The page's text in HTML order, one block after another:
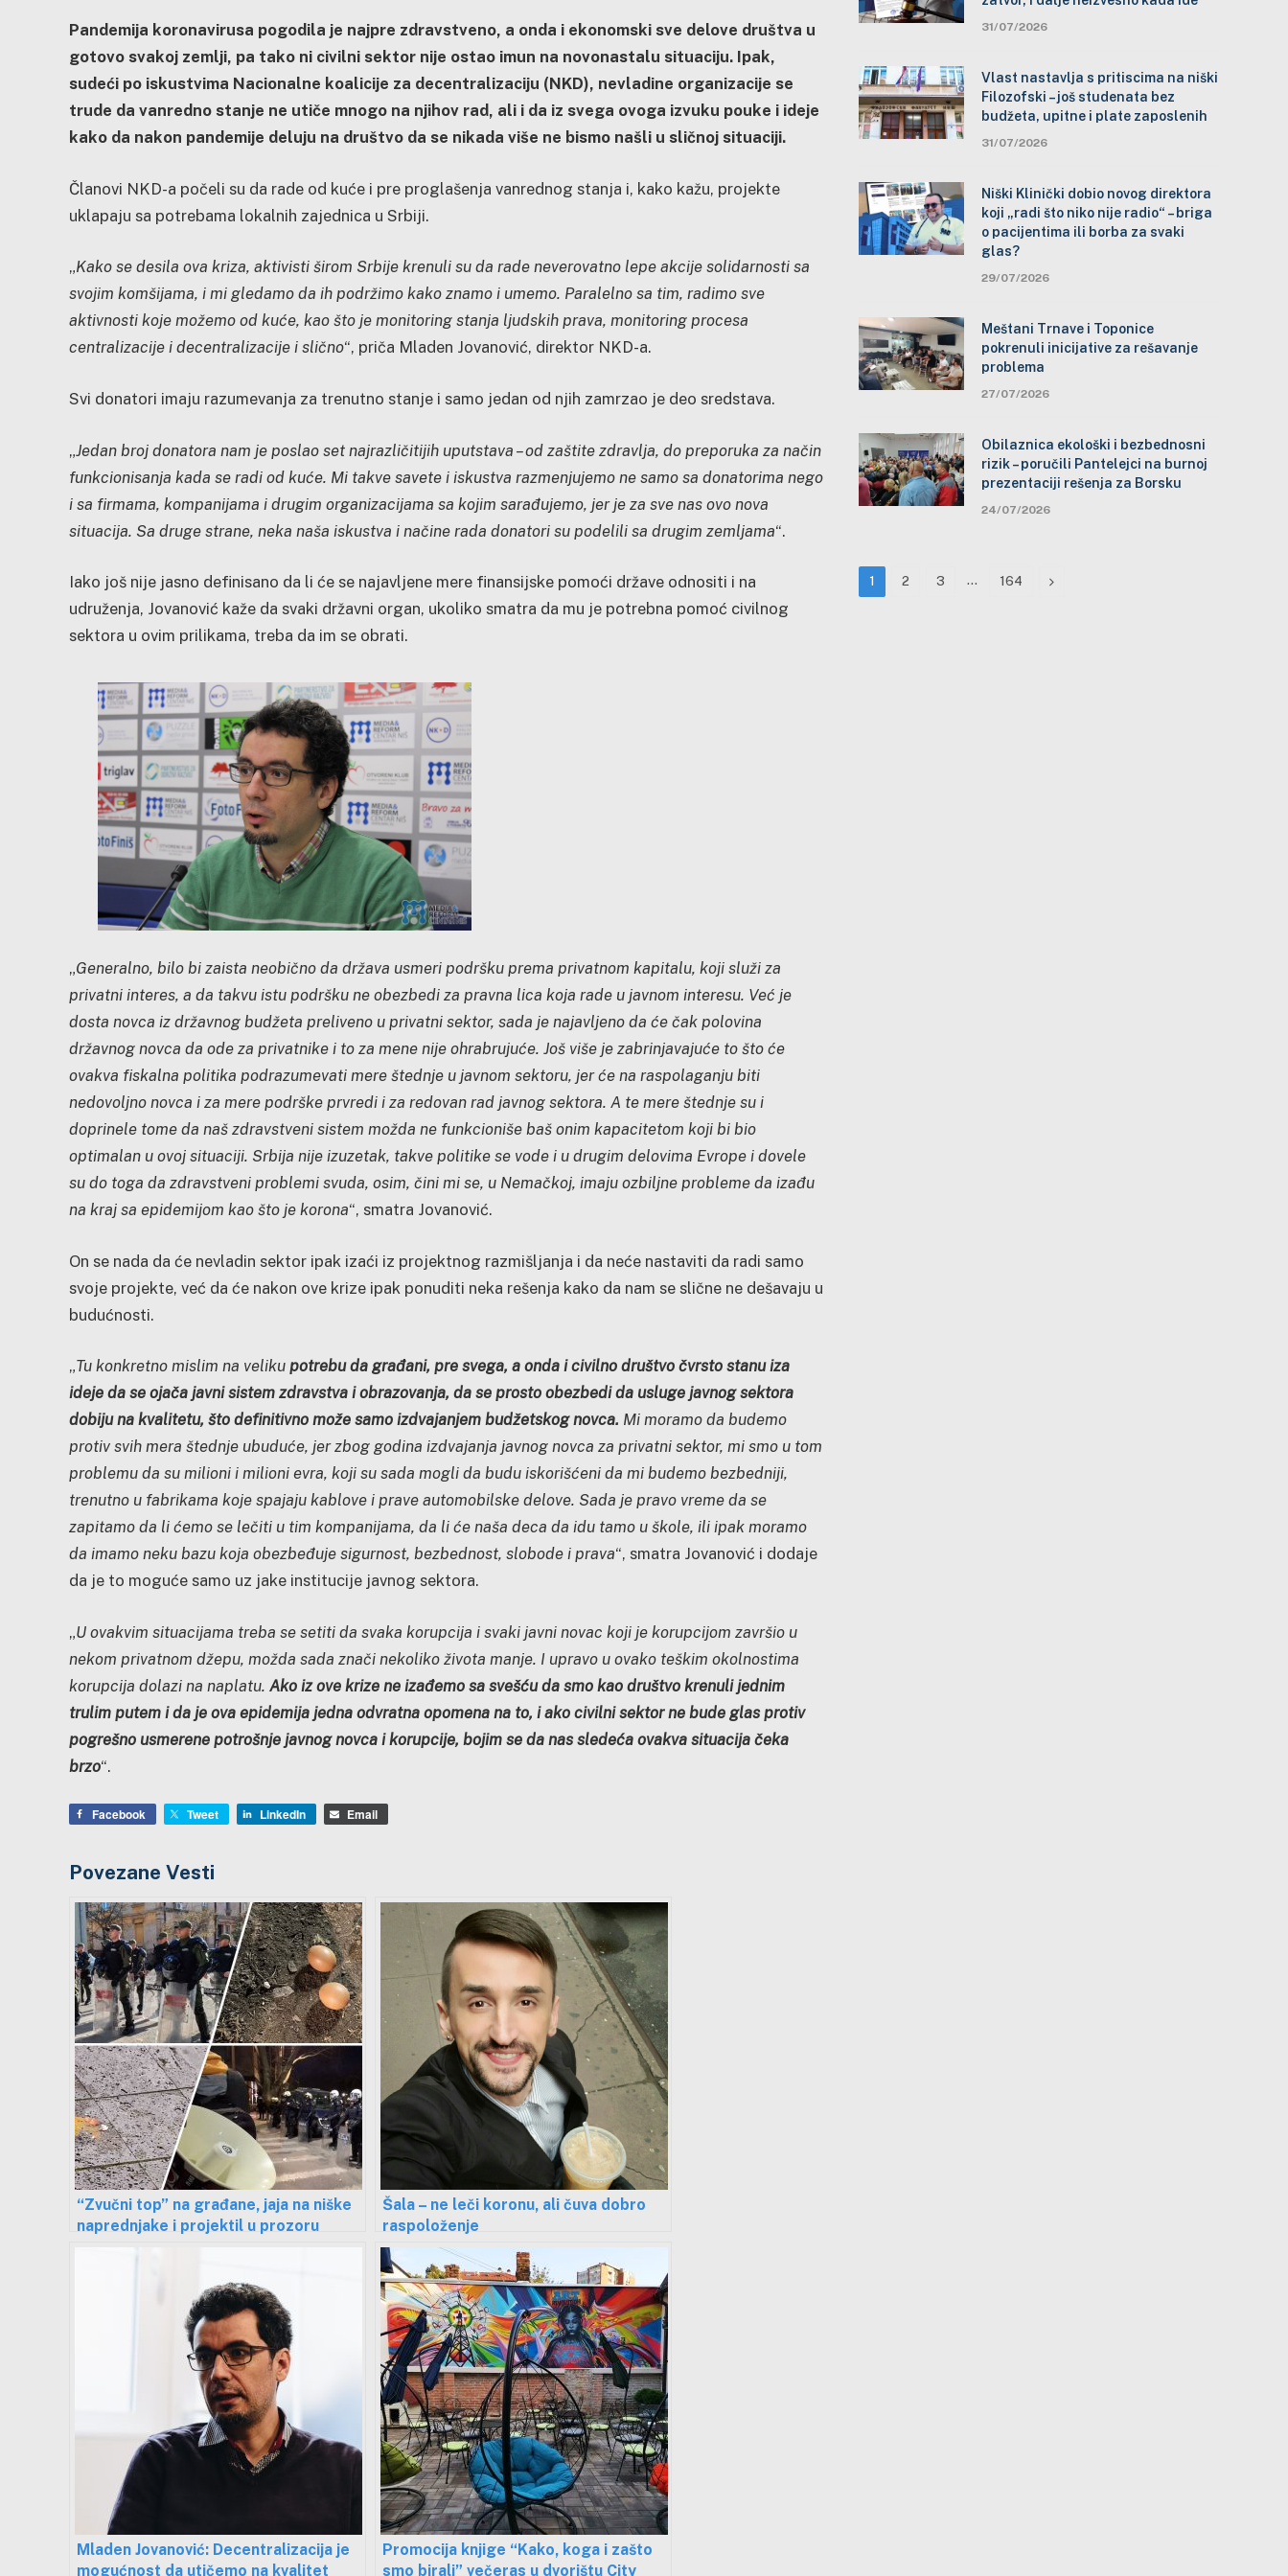
Pandemija koronavirusa pogodila je najpre zdravstveno, a onda i ekonomski sve delove društva u
gotovo svakoj zemlji, pa tako ni civilni sektor nije ostao imun na novonastalu situaciju. Ipak,
sudeći po iskustvima Nacionalne koalicije za decentralizaciju (NKD), nevladine organizacije se
trude da vanredno stanje ne utiče mnogo na njihov rad, ali i da iz svega ovoga izvuku pouke i ideje
kako da nakon pandemije deluju na društvo da se nikada više ne bismo našli u sličnoj situaciji.
Članovi NKD-a počeli su da rade od kuće i pre proglašenja vanrednog stanja i, kako kažu, projekte
uklapaju sa potrebama lokalnih zajednica u Srbiji.
„Kako se desila ova kriza, aktivisti širom Srbije krenuli su da rade neverovatno lepe akcije solidarnosti sa
svojim komšijama, i mi gledamo da ih podržimo kako znamo i umemo. Paralelno sa tim, radimo sve
aktivnosti koje možemo od kuće, kao što je monitoring stanja ljudskih prava, monitoring procesa
centralizacije i decentralizacije i slično“, priča Mladen Jovanović, direktor NKD-a.
Svi donatori imaju razumevanja za trenutno stanje i samo jedan od njih zamrzao je deo sredstava.
„Jedan broj donatora nam je poslao set najrazličitijih uputstava – od zaštite zdravlja, do preporuka za način
funkcionisanja kada se radi od kuće. Mi takve savete i iskustva razmenjujemo ne samo sa donatorima nego
i sa firmama, kompanijama i drugim organizacijama sa kojim sarađujemo, jer je za sve nas ovo nova
situacija. Sa druge strane, neka naša iskustva i načine rada donatori su podelili sa drugim zemljama“.
Iako još nije jasno definisano da li će se najavljene mere finansijske pomoći države odnositi i na
udruženja, Jovanović kaže da svaki državni organ, ukoliko smatra da mu je potrebna pomoć civilnog
sektora u ovim prilikama, treba da im se obrati.
„Generalno, bilo bi zaista neobično da država usmeri podršku prema privatnom kapitalu, koji služi za
privatni interes, a da takvu istu podršku ne obezbedi za pravna lica koja rade u javnom interesu. Već je
dosta novca iz državnog budžeta preliveno u privatni sektor, sada je najavljeno da će čak polovina
državnog novca da ode za privatnike i to za mene nije ohrabrujuće. Još više je zabrinjavajuće to što će
ovakva fiskalna politika podrazumevati mere štednje u javnom sektoru, jer će na raspolaganju biti
nedovoljno novca i za mere podrške prvredi i za redovan rad javnog sektora. A te mere štednje su i
doprinele tome da naš zdravstveni sistem možda ne funkcioniše baš onim kapacitetom koji bi bio
optimalan u ovoj situaciji. Srbija nije izuzetak, takve politike se vode i u drugim delovima Evrope i dovele
su do toga da zdravstveni problemi svuda, osim, čini mi se, u Nemačkoj, imaju ozbiljne probleme da izađu
na kraj sa epidemijom kao što je korona“, smatra Jovanović.
On se nada da će nevladin sektor ipak izaći iz projektnog razmišljanja i da neće nastaviti da radi samo
svoje projekte, već da će nakon ove krize ipak ponuditi neka rešenja kako da nam se slične ne dešavaju u
budućnosti.
„Tu konkretno mislim na veliku potrebu da građani, pre svega, a onda i civilno društvo čvrsto stanu iza
ideje da se ojača javni sistem zdravstva i obrazovanja, da se prosto obezbedi da usluge javnog sektora
dobiju na kvalitetu, što definitivno može samo izdvajanjem budžetskog novca. Mi moramo da budemo
protiv svih mera štednje ubuduće, jer zbog godina izdvajanja javnog novca za privatni sektor, mi smo u tom
problemu da su milioni i milioni evra, koji su sada mogli da budu iskorišćeni da mi budemo bezbedniji,
trenutno u fabrikama koje spajaju kablove i prave automobilske delove. Sada je pravo vreme da se
zapitamo da li ćemo se lečiti u tim kompanijama, da li će naša deca da idu tamo u škole, ili ipak moramo
da imamo neku bazu koja obezbeđuje sigurnost, bezbednost, slobode i prava“, smatra Jovanović i dodaje
da je to moguće samo uz jake institucije javnog sektora.
„U ovakvim situacijama treba se setiti da svaka korupcija i svaki javni novac koji je korupcijom završio u
nekom privatnom džepu, možda sada znači nekoliko života manje. I upravo u ovako teškim okolnostima
korupcija dolazi na naplatu. Ako iz ove krize ne izađemo sa svešću da smo kao društvo krenuli jednim
trulim putem i da je ova epidemija jedna odvratna opomena na to, i ako civilni sektor ne bude glas protiv
pogrešno usmerene potrošnje javnog novca i korupcije, bojim se da nas sledeća ovakva situacija čeka
brzo“.
Facebook Tweet LinkedIn Email
Povezane Vesti
“Zvučni top” na građane, jaja na niške
naprednjake i projektil u prozoru
opozicionara – ko će kome i kada u
Šala – ne leči koronu, ali čuva dobro
raspoloženje
Mladen Jovanović: Decentralizacija je
mogućnost da utičemo na kvalitet
Promocija knjige “Kako, koga i zašto
smo birali” večeras u dvorištu City
31/07/2026
Vlast nastavlja s pritiscima na niški
Filozofski – još studenata bez
budžeta, upitne i plate zaposlenih
31/07/2026
Niški Klinički dobio novog direktora
koji „radi što niko nije radio“ – briga
o pacijentima ili borba za svaki
glas?
29/07/2026
Meštani Trnave i Toponice
pokrenuli inicijative za rešavanje
problema
27/07/2026
Obilaznica ekološki i bezbednosni
rizik – poručili Pantelejci na burnoj
prezentaciji rešenja za Borsku
24/07/2026
1 2 3 … 164 Next